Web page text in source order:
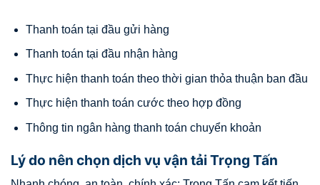
Thanh toán tại đầu gửi hàng
Thanh toán tại đầu nhận hàng
Thực hiện thanh toán theo thời gian thỏa thuận ban đầu
Thực hiện thanh toán cước theo hợp đồng
Thông tin ngân hàng thanh toán chuyển khoản
Lý do nên chọn dịch vụ vận tải Trọng Tấn